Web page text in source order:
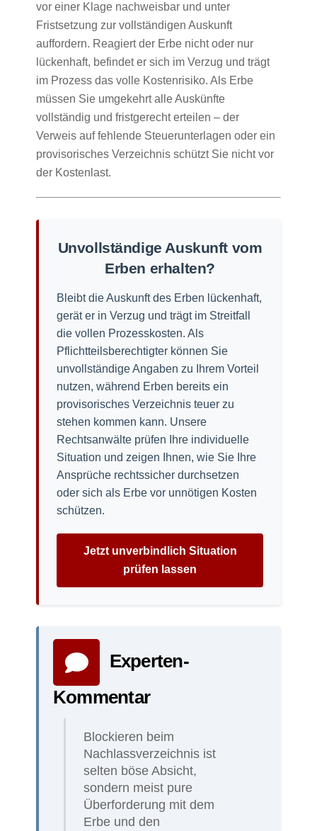
vor einer Klage nachweisbar und unter
Fristsetzung zur vollständigen Auskunft
auffordern. Reagiert der Erbe nicht oder nur
lückenhaft, befindet er sich im Verzug und trägt
im Prozess das volle Kostenrisiko. Als Erbe
müssen Sie umgekehrt alle Auskünfte
vollständig und fristgerecht erteilen – der
Verweis auf fehlende Steuerunterlagen oder ein
provisorisches Verzeichnis schützt Sie nicht vor
der Kostenlast.
Unvollständige Auskunft vom
Erben erhalten?
Bleibt die Auskunft des Erben lückenhaft,
gerät er in Verzug und trägt im Streitfall
die vollen Prozesskosten. Als
Pflichtteilsberechtigter können Sie
unvollständige Angaben zu Ihrem Vorteil
nutzen, während Erben bereits ein
provisorisches Verzeichnis teuer zu
stehen kommen kann. Unsere
Rechtsanwälte prüfen Ihre individuelle
Situation und zeigen Ihnen, wie Sie Ihre
Ansprüche rechtssicher durchsetzen
oder sich als Erbe vor unnötigen Kosten
schützen.
Jetzt unverbindlich Situation
prüfen lassen
Experten-
Kommentar
Blockieren beim
Nachlassverzeichnis ist
selten böse Absicht,
sondern meist pure
Überforderung mit dem
Erbe und den